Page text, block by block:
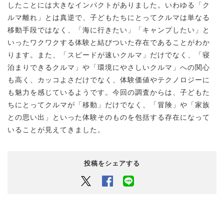
したことには大きなインパクトがありました。いわゆる「ク
ルマ離れ」とは真逆で、子どもたちにとってクルマは単なる
移動手段ではなく、「海に行きたい」「キャンプしたい」と
いったワクワクする体験と結びついた存在であることがわか
ります。また、「スピードが速いクルマ」だけでなく、「寝
泊まりできるクルマ」や「環境にやさしいクルマ」への関心
も高く、カッコよさだけでなく、体験価値やテクノロジーに
も魅力を感じているようです。今回の調査からは、子どもた
ちにとってクルマが「移動」だけでなく、「冒険」や「家族
との思い出」といった体験そのものを包括する存在になって
いることが見えてきました。
投稿をシェアする
Twitter Facebook